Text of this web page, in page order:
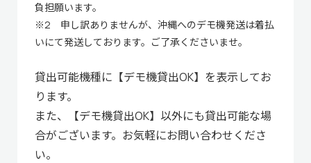
負担願います。
※2 申し訳ありませんが、沖縄へのデモ機発送は着払
いにて発送しております。ご了承くださいませ。
貸出可能機種に【デモ機貸出OK】を表示してお
ります。
また、【デモ機貸出OK】以外にも貸出可能な場
合がございます。お気軽にお問い合わせくださ
い。